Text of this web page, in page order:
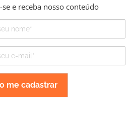
se e receba nosso conteúdo